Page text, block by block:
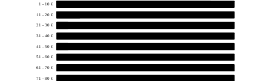
1 - 10 €
11 - 20 €
21 - 30 €
31 - 40 €
41 - 50 €
51 - 60 €
61 - 70 €
71 - 80 €